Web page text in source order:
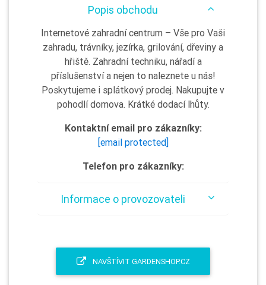
Popis obchodu
Internetové zahradní centrum – Vše pro Vaši
zahradu, trávníky, jezírka, grilování, dřeviny a
hřiště. Zahradní techniku, nářadí a
příslušenství a nejen to naleznete u nás!
Poskytujeme i splátkový prodej. Nakupujte v
pohodlí domova. Krátké dodací lhůty.
Kontaktní email pro zákazníky:
[email protected]
Telefon pro zákazníky:
Informace o provozovateli
NAVŠTÍVIT GARDENSHOP.CZ